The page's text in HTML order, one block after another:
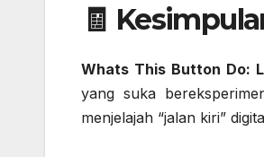
🧾
Whats This Button Do:
yang suka
menjelajah “jalan kiri”